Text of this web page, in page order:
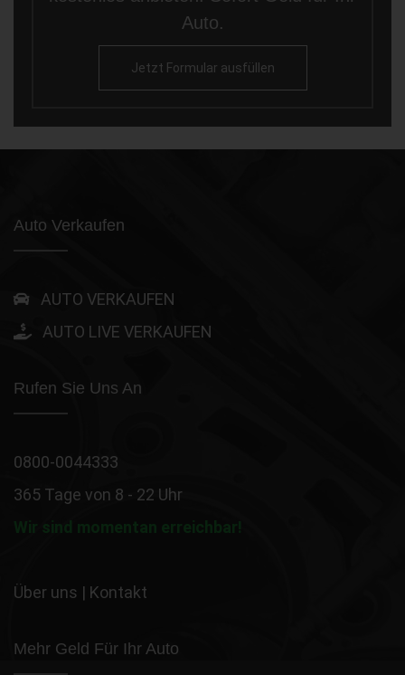
Auto.
Jetzt Formular ausfüllen
Auto Verkaufen
AUTO VERKAUFEN
AUTO LIVE VERKAUFEN
Rufen Sie Uns An
0800-0044333
365 Tage von 8 - 22 Uhr
Wir sind momentan erreichbar!
Über uns | Kontakt
Mehr Geld Für Ihr Auto